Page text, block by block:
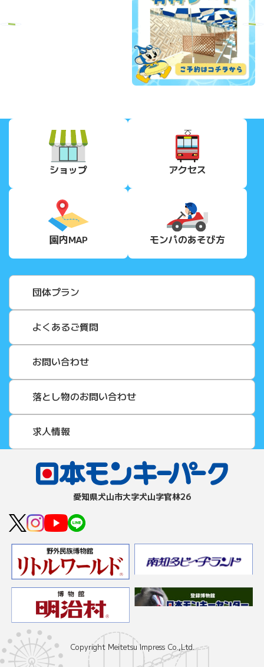
Next
ショップ アクセス
園内MAP モンパのあそび方
団体プラン
よくあるご質問
お問い合わせ
落とし物のお問い合わせ
求人情報
愛知県⽝⼭市⼤字⽝⼭字官林26
Copyright Meitetsu Impress Co.,Ltd.